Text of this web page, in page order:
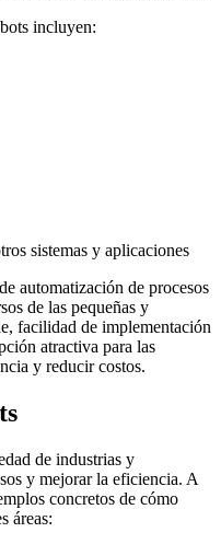
incluyen:
sistemas y aplicaciones
automatización de procesos
de las pequeñas y
facilidad de implementación
atractiva para las
y reducir costos.
de industrias y
y mejorar la eficiencia. A
concretos de cómo
áreas: